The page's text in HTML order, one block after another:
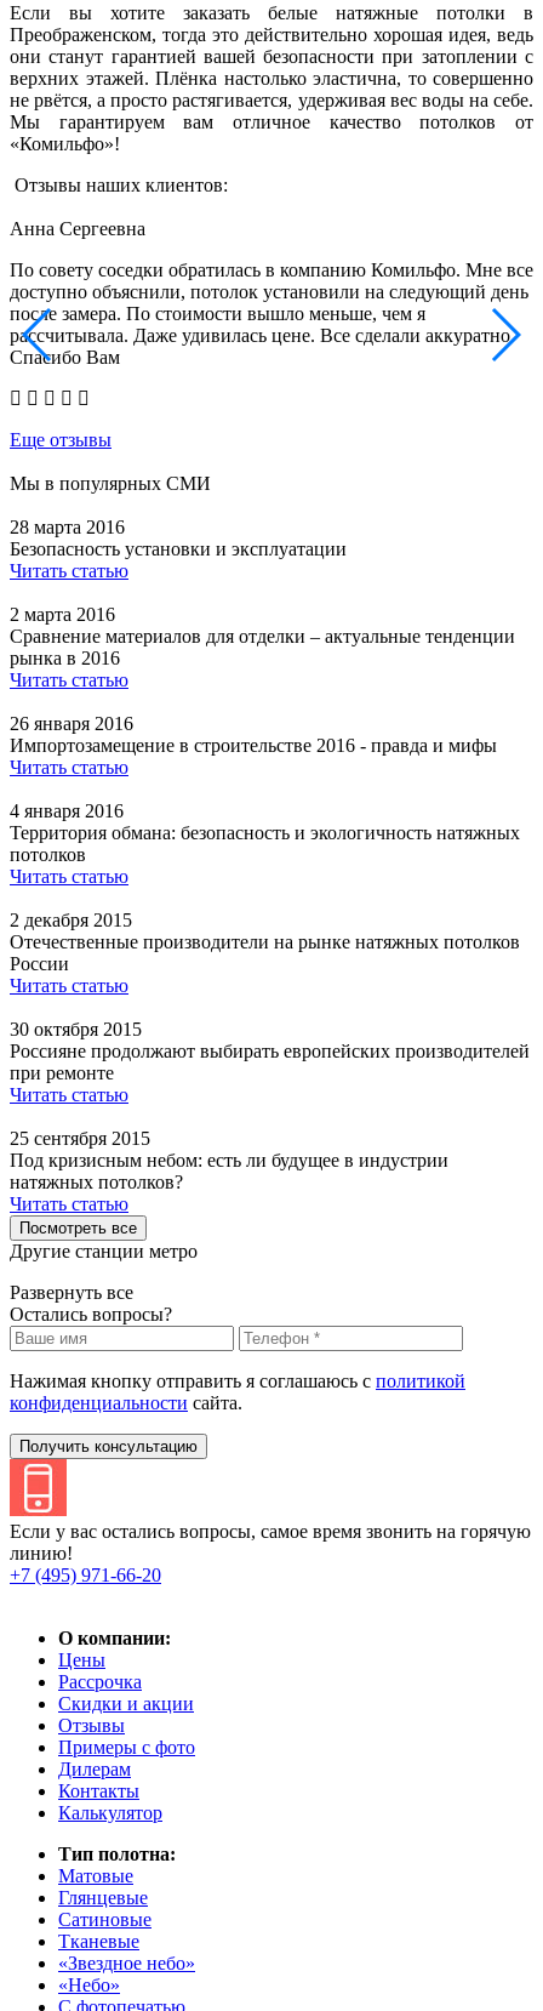
Если вы хотите заказать белые натяжные потолки в
Преображенском, тогда это действительно хорошая идея, ведь
они станут гарантией вашей безопасности при затоплении с
верхних этажей. Плёнка настолько эластична, то совершенно
не рвётся, а просто растягивается, удерживая вес воды на себе.
Мы гарантируем вам отличное качество потолков от
«Комильфо»!
Отзывы наших клиентов:
Анна Сергеевна
По совету соседки обратилась в компанию Комильфо. Мне все
доступно объяснили, потолок установили на следующий день
после замера. По стоимости вышло меньше, чем я
рассчитывала. Даже удивилась цене. Все сделали аккуратно.
Спасибо Вам
Еще отзывы
Мы в популярных СМИ
28 марта 2016
Безопасность установки и эксплуатации
Читать статью
2 марта 2016
Сравнение материалов для отделки – актуальные тенденции
рынка в 2016
Читать статью
26 января 2016
Импортозамещение в строительстве 2016 - правда и мифы
Читать статью
4 января 2016
Территория обмана: безопасность и экологичность натяжных
потолков
Читать статью
2 декабря 2015
Отечественные производители на рынке натяжных потолков
России
Читать статью
30 октября 2015
Россияне продолжают выбирать европейских производителей
при ремонте
Читать статью
25 сентября 2015
Под кризисным небом: есть ли будущее в индустрии
натяжных потолков?
Читать статью
Посмотреть все
Другие станции метро
Развернуть все
Остались вопросы?
Нажимая кнопку отправить я соглашаюсь с политикой
конфиденциальности сайта.
Получить консультацию
Если у вас остались вопросы, самое время звонить на горячую
линию!
+7 (495) 971-66-20
О компании:
Цены
Рассрочка
Скидки и акции
Отзывы
Примеры с фото
Дилерам
Контакты
Калькулятор
Тип полотна:
Матовые
Глянцевые
Сатиновые
Тканевые
«Звездное небо»
«Небо»
С фотопечатью